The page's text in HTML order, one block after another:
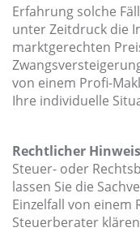
Erfahrung solche
unter Zeitdruck die
marktgerechten
von einem Profi-
Ihre individuelle
Rechtlicher
Steuer- oder
lassen Sie die
Einzelfall von
Steuerberater